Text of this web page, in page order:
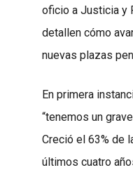
oficio a Justicia y
detallen cómo
nuevas plazas
En primera
“tenemos un
Creció el 63% de
últimos cuatro